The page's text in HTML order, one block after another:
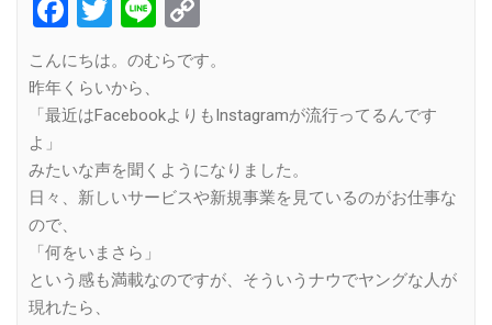
Facebook
Twitter
Line
Link
こんにちは。のむらです。
昨年くらいから、
「最近はFacebookよりもInstagramが流行ってるんです
よ」
みたいな声を聞くようになりました。
日々、新しいサービスや新規事業を見ているのがお仕事な
ので、
「何をいまさら」
という感も満載なのですが、そういうナウでヤングな人が
現れたら、